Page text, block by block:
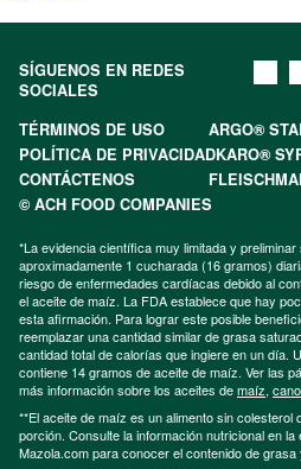
SÍGUENOS EN REDES
SOCIALES
TÉRMINOS DE USO
ARGO®
POLÍTICA DE PRIVACIDADKARO®
CONTÁCTENOS
© ACH FOOD COMPANIES
*La evidencia científica muy limitada y
aproximadamente 1 cucharada (16 gramos)
riesgo de enfermedades cardíacas debido al
el aceite de maíz. La FDA establece que hay
esta afirmación. Para lograr este posible
reemplazar una cantidad similar de grasa
cantidad total de calorías que ingiere en un día.
contiene 14 gramos de aceite de maíz. Ver las
más información sobre los aceites demaíz,
**El aceite de maíz es un alimento sin colesterol
porción. Consulte la información nutricional en
Mazola.com para conocer el contenido de